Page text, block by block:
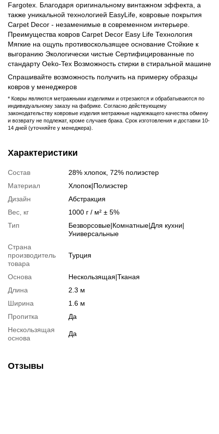
Fargotex. Благодаря оригинальному винтажном эффекта, а
также уникальной технологией EasyLife, ковровые покрытия
Carpet Decor - незаменимые в современном интерьере.
Преимущества ковров Carpet Decor Easy Life Технология
Мягкие на ощупь противоскользящее основание Стойкие к
выгоранию Экологически чистые Сертифицированные по
стандарту Oeko-Tex Возможность стирки в стиральной машине
Спрашивайте возможность получить на примерку образцы
ковров у менеджеров
* Ковры являются метражными изделиями и отрезаются и обрабатываются по
индивидуальному заказу на фабрике. Согласно действующему
законодательству ковровые изделия метражные надлежащего качества обмену
и возврату не подлежат, кроме случаев брака. Срок изготовления и доставки 10-
14 дней (уточняйте у менеджера).
Характеристики
Состав
28% хлопок, 72% полиэстер
Материал
Хлопок|Полиэстер
Дизайн
Абстракция
Вес, кг
1000 г / м² ± 5%
Тип
Безворсовые|Комнатные|Для кухни|
Универсальные
Страна
производитель
товара
Турция
Основа
Нескользящая|Тканая
Длина
2.3 м
Ширина
1.6 м
Пропитка
Да
Нескользящая
основа
Да
Отзывы